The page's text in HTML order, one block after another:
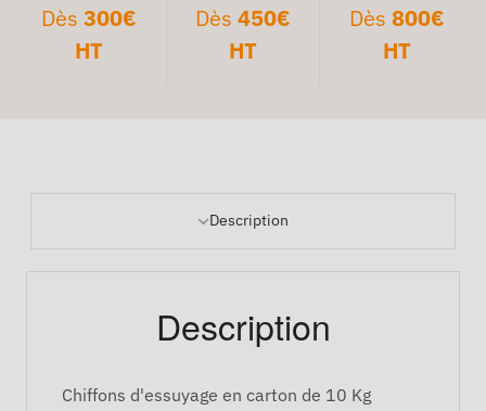
Dès300€
HT
Dès 450€
HT
Dès 800€
HT
Description
Description
Chiffons d'essuyage en carton de 10 Kg